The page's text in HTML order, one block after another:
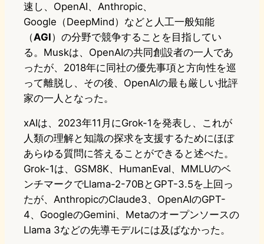
速し、OpenAI、Anthropic、
Google（DeepMind）などと人工一般知能
（AGI）の分野で競争することを目指してい
る。Muskは、OpenAIの共同創設者の一人であ
ったが、2018年に同社の優先事項と方向性を巡
って離脱し、その後、OpenAIの最も厳しい批評
家の一人となった。
xAIは、2023年11月にGrok-1を発表し、これが
人類の理解と知識の探求を支援するためにほぼ
あらゆる質問に答えることができると述べた。
Grok-1は、GSM8K、HumanEval、MMLUのベ
ンチマークでLlama-2-70BとGPT-3.5を上回っ
たが、AnthropicのClaude3、OpenAIのGPT-
4、GoogleのGemini、Metaのオープンソースの
Llama 3などの先導モデルには及ばなかった。